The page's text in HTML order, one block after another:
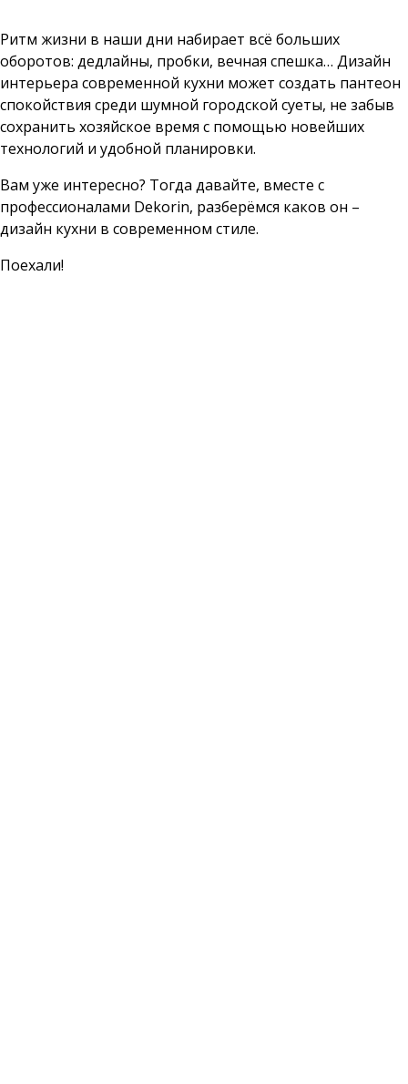
Ритм жизни в наши дни набирает всё больших
оборотов: дедлайны, пробки, вечная спешка… Дизайн
интерьера современной кухни может создать пантеон
спокойствия среди шумной городской суеты, не забыв
сохранить хозяйское время с помощью новейших
технологий и удобной планировки.
Вам уже интересно? Тогда давайте, вместе с
профессионалами Dekorin, разберёмся каков он –
дизайн кухни в современном стиле.
Поехали!